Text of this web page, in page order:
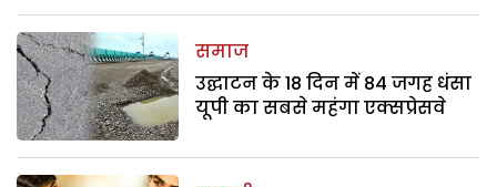
समाज
उद्घाटन के 18 दिन में 84 जगह धंसा
यूपी का सबसे महंगा एक्सप्रेसवे